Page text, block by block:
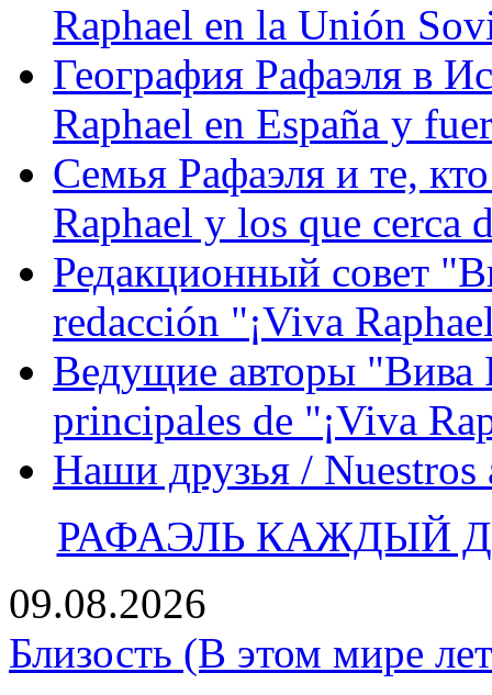
Raphael en la Unión
География Рафаэля в
Raphael en España y
Семья Рафаэля и те,
Raphael y los que cerca
Редакционный совет
redacción "¡Viva
Ведущие авторы "Вива
principales de "¡Viva
Наши друзья / Nuestros
РАФАЭЛЬ КАЖДЫЙ
09.08.2026
Близость (В этом мире